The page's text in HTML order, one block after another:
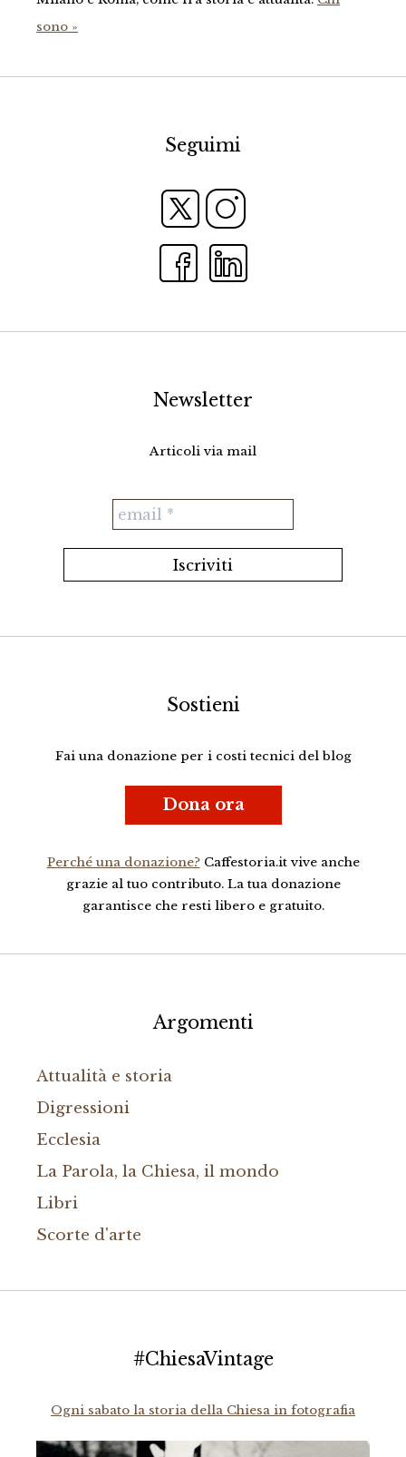
sono »
Seguimi
Newsletter
Articoli via mail
Sostieni
Fai una donazione per i costi tecnici del blog
Dona ora
Perché una donazione?Caffestoria.it vive anche
grazie al tuo contributo. La tua donazione
garantisce che resti libero e gratuito.
Argomenti
Attualità e storia
Digressioni
Ecclesia
La Parola, la Chiesa, il mondo
Libri
Scorte d'arte
#ChiesaVintage
Ogni sabato la storia della Chiesa in fotografia